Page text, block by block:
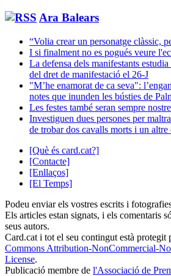
Ara Balears
“Volia crear un personatge clàssic,
I si finalment no es pogués veure
La defensa dels manifestants
del dret de manifestació el 26-J
"M’he enamorat de ca seva":
notes que inunden les bústies de
Les festes també seran sempre
Investiguen dues persones per
de trobar dos cavalls morts i un
[Què és card.cat?]
[Contacte]
[Enllaços]
[El Temps]
Podeu enviar els vostres escrits i
Els articles estan signats, i els comentaris
seus autors.
Card.cat i tot el seu contingut està protegit
Commons Attribution-NonCommercial-
License.
Publicació membre de l'Associació de